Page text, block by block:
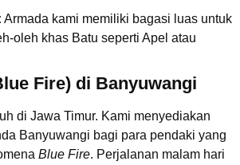
Armada kami memiliki bagasi luas untuk
oleh khas Batu seperti Apel atau
Fire) di Banyuwangi
di Jawa Timur. Kami menyediakan
Banyuwangi bagi para pendaki yang
Blue Fire. Perjalanan malam hari